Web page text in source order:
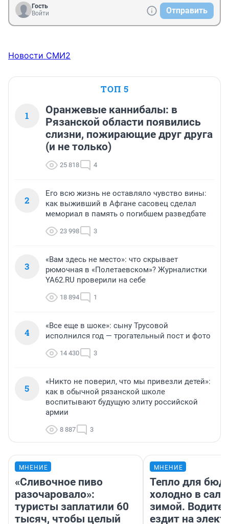
Гость
Войти
Отправить
Новости СМИ2
ТОП 5
1
Оранжевые каннибалы: в
Рязанской области появились
слизни, пожирающие друг друга
(и не только)
25 818 4
2
Его всю жизнь не оставляло чувство вины:
как выживший в Афгане сасовец сделал
мемориал в память о погибшем разведбате
23 998 3
3
«Вам здесь не место»: что скрывает
рюмочная в «Полетаевском»? Журналистки
YA62.RU проверили на себе
18 894 1
4
«Все еще в шоке»: сыну Трусовой
исполнился год — трогательный пост и фото
14 430 3
5
«Никто не поверил, что мы привезли детей»:
как в обычной рязанской школе
воспитывают будущую элиту российской
армии
8 887 3
МНЕНИЕ
«Сливочное пиво
разочаровало»:
туристы заплатили 60
тысяч, чтобы целый
МНЕНИЕ
Тепло для
холодно в
зимой.
ездит на